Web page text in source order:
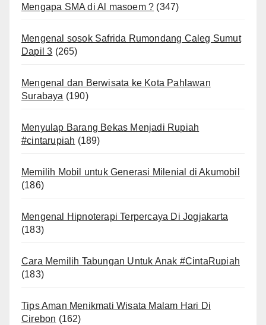
Mengapa SMA di Al masoem ? (347)
Mengenal sosok Safrida Rumondang Caleg Sumut
Dapil 3 (265)
Mengenal dan Berwisata ke Kota Pahlawan
Surabaya (190)
Menyulap Barang Bekas Menjadi Rupiah
#cintarupiah (189)
Memilih Mobil untuk Generasi Milenial di Akumobil
(186)
Mengenal Hipnoterapi Terpercaya Di Jogjakarta
(183)
Cara Memilih Tabungan Untuk Anak #CintaRupiah
(183)
Tips Aman Menikmati Wisata Malam Hari Di
Cirebon (162)